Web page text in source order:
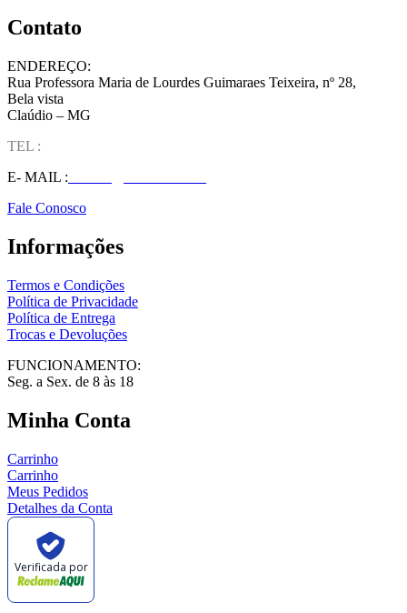
Contato
ENDEREÇO:
Rua Professora Maria de Lourdes Guimaraes Teixeira, nº 28,
Bela vista
Claúdio – MG
TEL :
E- MAIL :
Fale Conosco
Informações
Termos e Condições
Política de Privacidade
Política de Entrega
Trocas e Devoluções
FUNCIONAMENTO:
Seg. a Sex. de 8 às 18
Minha Conta
Carrinho
Carrinho
Meus Pedidos
Detalhes da Conta
Verificada por